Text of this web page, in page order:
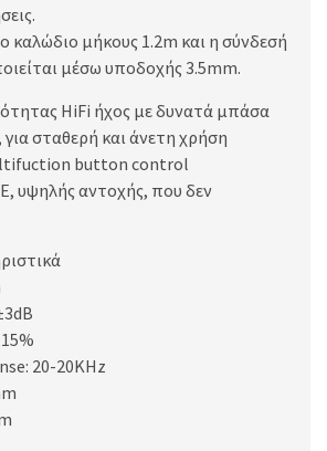
καλώδιο μήκους 1.2m και η σύνδεσή
μέσω υποδοχής 3.5mm.
HiFi ήχος με δυνατά μπάσα
σταθερή και άνετη χρήση
button control
υψηλής αντοχής, που δεν
20-20KHz